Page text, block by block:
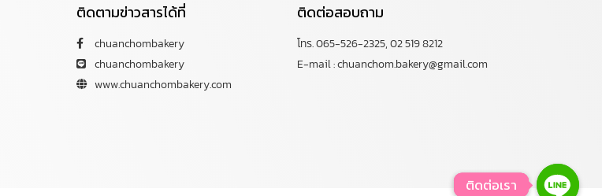
ติดตามข่าวสารได้ที่
chuanchombakery
chuanchombakery
www.chuanchombakery.com
ติดต่อสอบถาม
โทร. 065-526-2325, 02 519 8212
E-mail : chuanchom.bakery@gmail.com
ติดต่อเรา
ติดต่อเรา